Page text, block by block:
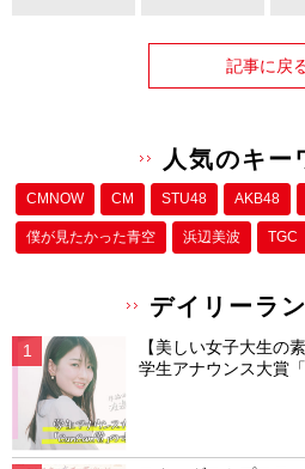
記事に戻
人気のキー
CMNOW CM STU48 AKB48
僕が⾒たかった⻘空 浜辺美波 TGC
デイリーラ
【美しい女子大生の
学生アナウンス大賞